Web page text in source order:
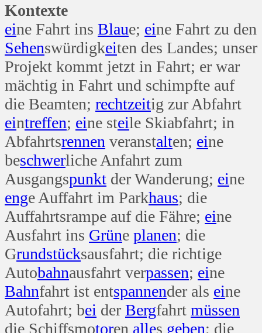
Kontexte
eine Fahrt ins Blaue; eine Fahrt zu den
Sehenswürdigkeiten des Landes; unser
Projekt kommt jetzt in Fahrt; er war
mächtig in Fahrt und schimpfte auf
die Beamten; rechtzeitig zur Abfahrt
eintreffen; eine steile Skiabfahrt; in
Abfahrtsrennen veranstalten; eine
beschwerliche Anfahrt zum
Ausgangspunkt der Wanderung; eine
enge Auffahrt im Parkhaus; die
Auffahrtsrampe auf die Fähre; eine
Ausfahrt ins Grüne planen; die
Grundstücksausfahrt; die richtige
Autobahnausfahrt verpassen; eine
Bahnfahrt ist entspannender als eine
Autofahrt; bei der Bergfahrt müssen
die Schiffsmotoren alles geben; die